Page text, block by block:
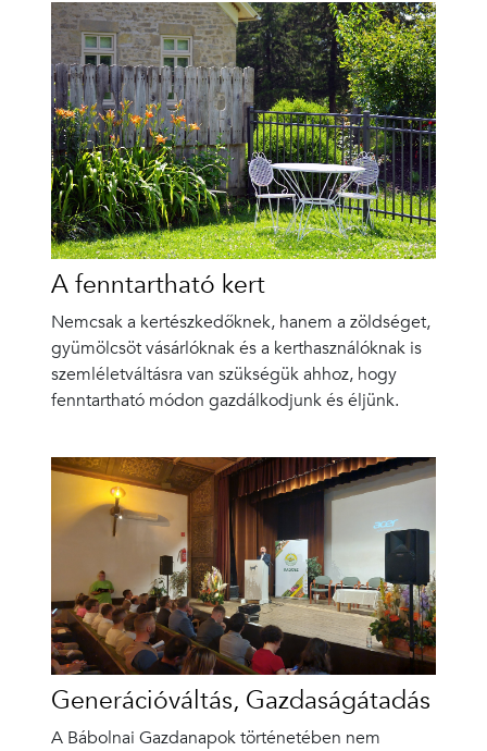
A fenntartható kert
Nemcsak a kertészkedőknek, hanem a zöldséget,
gyümölcsöt vásárlóknak és a kerthasználóknak is
szemléletváltásra van szükségük ahhoz, hogy
fenntartható módon gazdálkodjunk és éljünk.
Generációváltás, Gazdaságátadás
A Bábolnai Gazdanapok történetében nem